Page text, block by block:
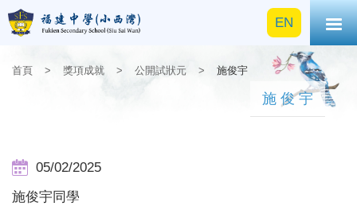
EN
首頁 > 獎項成就 > 公開試狀元 > 施俊宇
施俊宇
05/02/2025
施俊宇同學